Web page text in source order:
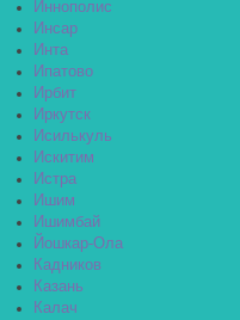
Иннополис
Инсар
Инта
Ипатово
Ирбит
Иркутск
Исилькуль
Искитим
Истра
Ишим
Ишимбай
Йошкар-Ола
Кадников
Казань
Калач